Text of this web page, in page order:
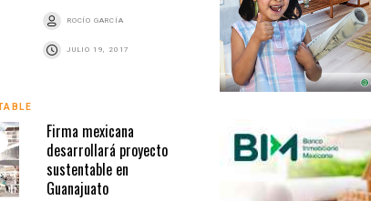
ROCÍO GARCÍA
JULIO 19, 2017
Firma mexicana
desarrollará proyecto
sustentable en
Guanajuato